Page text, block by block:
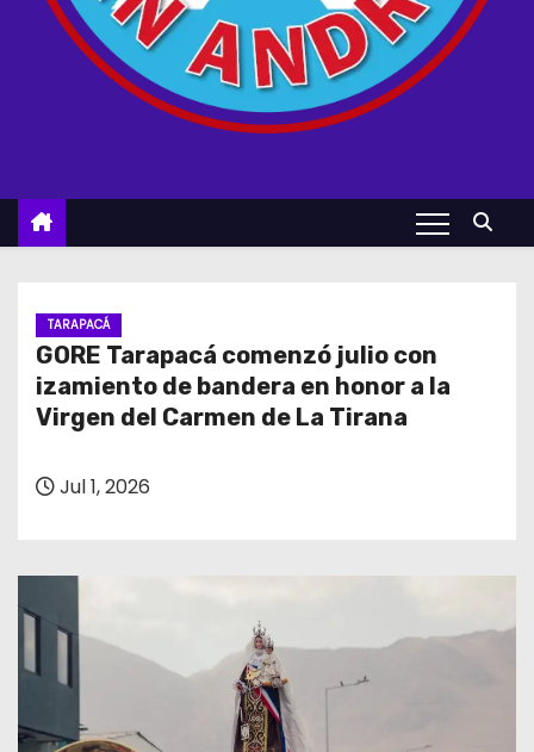
TARAPACÁ
GORE Tarapacá comenzó julio con
izamiento de bandera en honor a la
Virgen del Carmen de La Tirana
Jul 1, 2026